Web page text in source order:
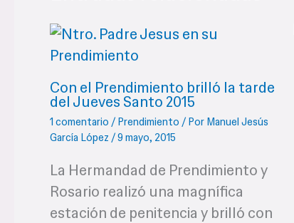
Con el Prendimiento brilló la tarde
del Jueves Santo 2015
1 comentario / Prendimiento / Por Manuel Jesús
García López /9 mayo, 2015
La Hermandad de Prendimiento y
Rosario realizó una magnífica
estación de penitencia y brilló con